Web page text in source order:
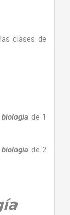
clases de
de 1
de 2